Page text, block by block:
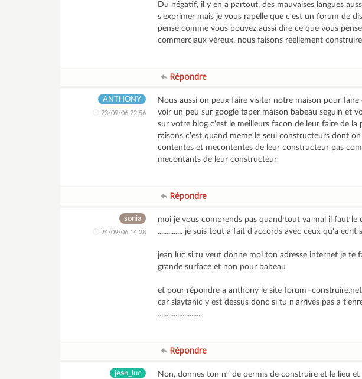
Du négatif, il y en a partout, des mauvaises langues
s'exprimer mais je vous rapelle que c'est un forum de
pense comme vous pouvez aussi dire ce que vous
commerciaux véreux, nous faisons réellement
Répondre
ANTHONY
23/09/06 22:56
Nous aussi on peux faire visiter notre maison pour
voir un peu sur google taper maison babeau seguin et
sur votre blog c'est le meilleurs facon de leur faire de
raisons c'est quand meme le seul constructeurs dont
contentes et mecontentes de leur constructeur pas
mecontants de leur constructeur
Répondre
sonia
24/09/06 14:28
moi je vous comprends pas quand tout va mal il faut
.............. je suis tout a fait d'accords avec ceux qu'a
jean luc si tu veut donne moi ton adresse internet je te
grande surface et non pour babeau
et pour répondre a anthony le site forum -
car slaytanic y est dessus donc si tu n'arrives pas a
.........................
Répondre
jean_luc
Non, donnes ton n° de permis de construire et le lieu